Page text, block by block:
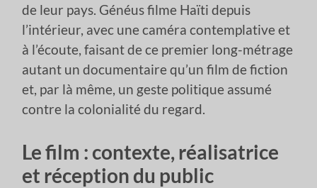
de leur pays. Généus filme Haïti depuis
l’intérieur, avec une caméra contemplative et
à l’écoute, faisant de ce premier long-métrage
autant un documentaire qu’un film de fiction
et, par là même, un geste politique assumé
contre la colonialité du regard.
Le film : contexte, réalisatrice
et réception du public